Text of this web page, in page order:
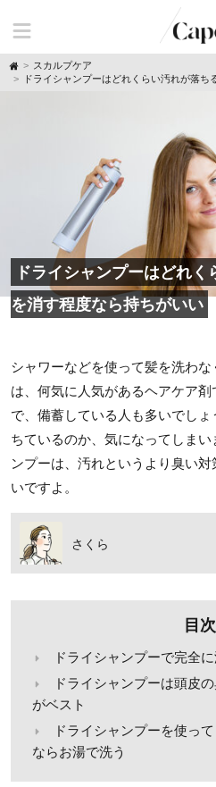
H
o
スカルプケア
ドライシャンプーはどれくらい汚れが落
ドライシャンプーはどれ
を消す程度なら持ちがいい
シャワーなどを使って髪を洗わ
は、何気に人気があるヘアケア
で、備蓄している人も多いでし
ちているのか、気になってしま
ンプーは、汚れというより臭い
いですよ。
さくら
目次
ドライシャンプーで完全
ドライシャンプーは頭皮
がベスト
ドライシャンプーを使っ
ならお湯で洗う